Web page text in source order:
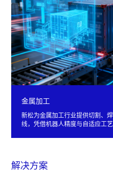
金属加工
新松为金属加工行业提供切割、
线，凭借机器人精度与自适应工
解决方案